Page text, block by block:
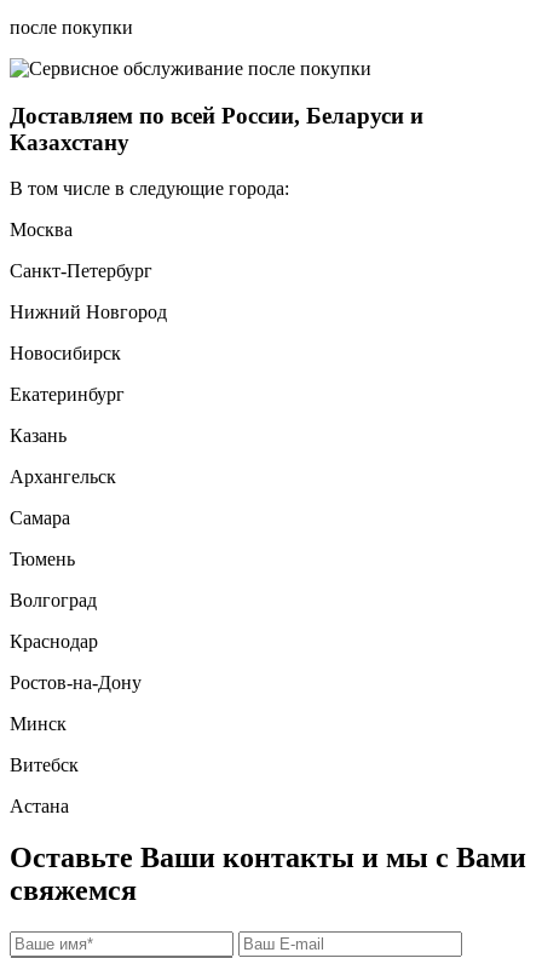
после покупки
Доставляем по всей России, Беларуси и
Казахстану
В том числе в следующие города:
Москва
Санкт-Петербург
Нижний Новгород
Новосибирск
Екатеринбург
Казань
Архангельск
Самара
Тюмень
Волгоград
Краснодар
Ростов-на-Дону
Минск
Витебск
Астана
Оставьте Ваши контакты и мы с Вами
свяжемся